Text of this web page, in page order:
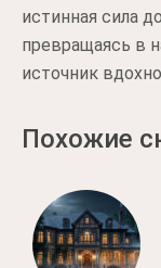
истинная сила
превращаясь в
источник
Похожие